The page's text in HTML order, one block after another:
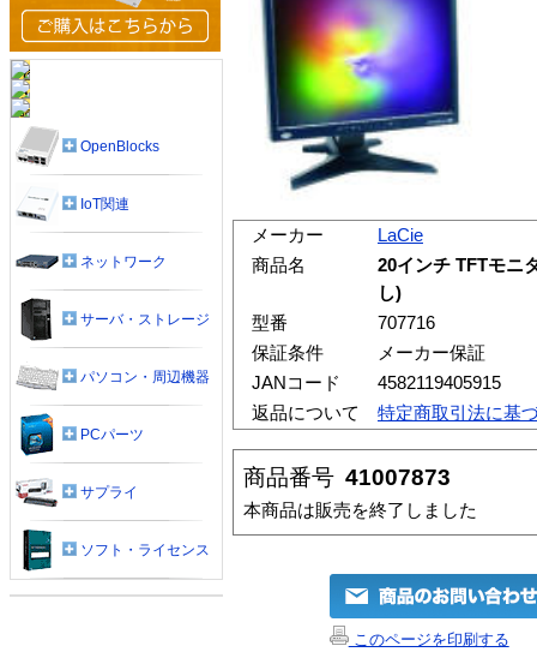
メーカー
LaCie
商品名
20インチ TFTモニ
し)
型番
707716
保証条件
メーカー保証
JANコード
4582119405915
返品について
特定商取引法に基
商品番号 41007873
本商品は販売を終了しました
このページを印刷する
OpenBlocks
IoT関連
ネットワーク
サーバ・ストレージ
パソコン・周辺機器
PCパーツ
サプライ
ソフト・ライセンス